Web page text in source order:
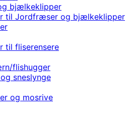
bjælkeklipper
til Jordfræser og bjælkeklipper
til fliserensere
flishugger
sneslynge
og mosrive